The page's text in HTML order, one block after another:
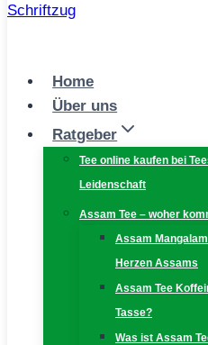
Home
Über uns
Ratgeber
Tee online kaufen bei
Leidenschaft
Assam Tee – woher
Assam
Herzen Assams
Assam Tee
Tasse?
Was ist Assam